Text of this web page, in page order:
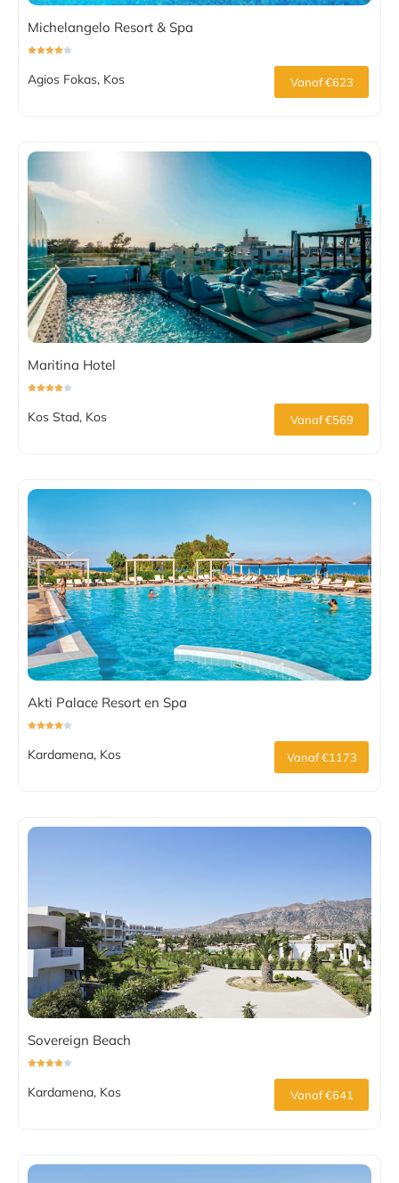
Michelangelo Resort & Spa
Agios Fokas, Kos Vanaf €623
Maritina Hotel
Kos Stad, Kos Vanaf €569
Akti Palace Resort en Spa
Kardamena, Kos Vanaf €1173
Sovereign Beach
Kardamena, Kos Vanaf €641